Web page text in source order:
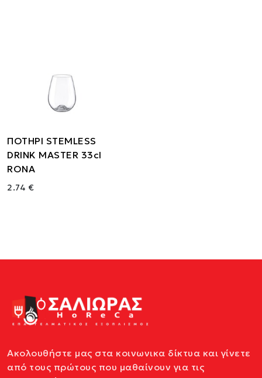
ΠΟΤΗΡΙ STEMLESS
DRINK MASTER 33cl
RONA
2.74 €
Ακολουθήστε μας στα κοινωνικα δίκτυα και γίνετε
από τους πρώτους που μαθαίνουν για τις